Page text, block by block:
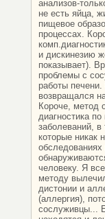
анализов-
не есть яйца,
пищевое
процессах.
и дискинезию
показывает).
проблемы с
работы печени.
возвращался
Короче, метод
диагностика
заболеваний, в
которые никак
обследованиях
человеку. Я
методу
дистонии и
(аллергия),
сослуживцы...